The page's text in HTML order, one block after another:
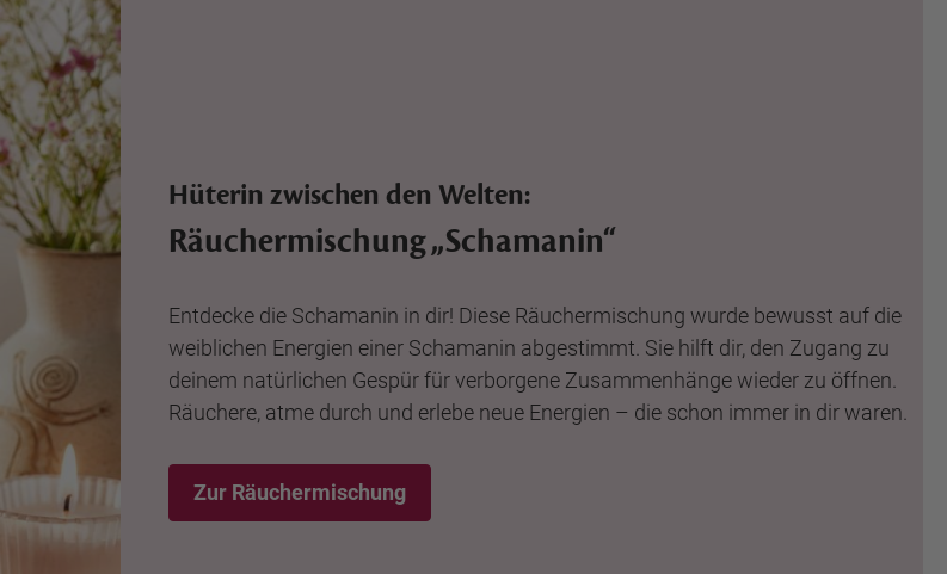
Hüterin zwischen den Welten:
Räuchermischung „Schamanin“
Entdecke die Schamanin in dir! Diese Räuchermischung wurde bewusst auf die
weiblichen Energien einer Schamanin abgestimmt. Sie hilft dir, den Zugang zu
deinem natürlichen Gespür für verborgene Zusammenhänge wieder zu öffnen.
Räuchere, atme durch und erlebe neue Energien – die schon immer in dir waren.
Zur Räuchermischung